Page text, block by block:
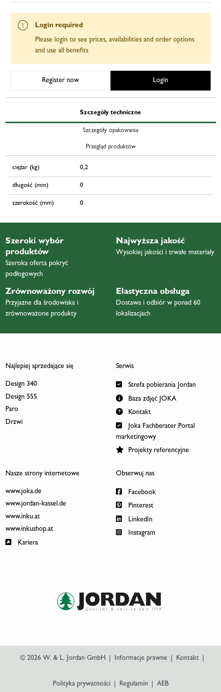
Login required
Please login to see prices, availabilities and order options
and use all benefits
Register now Login
Szczegóły techniczne
Szczegóły opakowania
Przegląd produktów
ciężar (kg) 0,2
długość (mm) 0
szerokość (mm) 0
Szeroki wybór
produktów
Szeroka oferta pokryć
podłogowych
Najwyższa jakość
Wysokiej jakości i trwałe materiały
Zrównoważony rozwój
Przyjazne dla środowiska i
zrównoważone produkty
Elastyczna obsługa
Dostawa i odbiór w ponad 60
lokalizacjach
Najlepiej sprzedające się
Design 340
Design 555
Paro
Drzwi
Serwis
Strefa pobierania Jordan
Baza zdjęć JOKA
Kontakt
Joka Fachberater Portal
marketingowy
Projekty referencyjne
Nasze strony internetowe
www.joka.de
www.jordan-kassel.de
www.inku.at
www.inkushop.at
Kariera
Obserwuj nas
Facebook
Pinterest
LinkedIn
Instagram
© 2026 W. & L. Jordan GmbH Informacje prawne Kontakt
Polityka prywatności Regulamin AEB